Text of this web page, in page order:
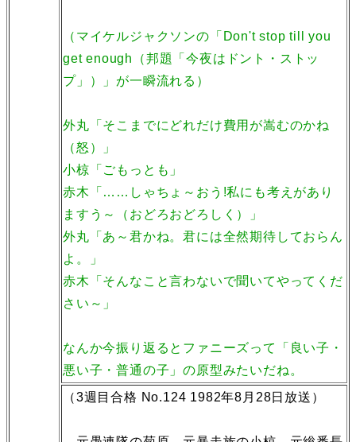
（マイケルジャクソンの「Don't stop till you
get enough（邦題「今夜はドント・ストッ
プ」）」が一瞬流れる）
外丸「そこまでにどれだけ費用が嵩むのかね
（怒）」
小椋「ごもっとも」
赤木「……しゃちょ～おう!私にも考えがあり
ますう～（おどろおどろしく）」
外丸「あ～君かね。君には全然期待しておらん
よ。」
赤木「そんなこと言わないで聞いてやってくだ
さい～」
なんか今振り返るとファニーズって「良い子・
悪い子・普通の子」の原型みたいだね。
（3週目合格 No.124 1982年8月28日放送）